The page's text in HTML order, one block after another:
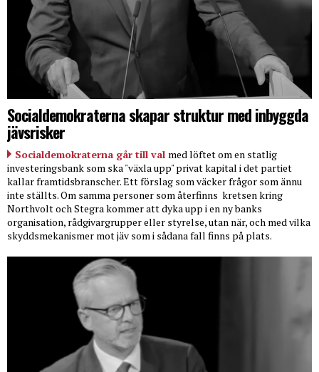
Socialdemokraterna skapar struktur med inbyggda
jävsrisker
Socialdemokraterna går till val med löftet om en statlig
investeringsbank som ska "växla upp" privat kapital i det partiet
kallar framtidsbranscher. Ett förslag som väcker frågor som ännu
inte ställts. Om samma personer som återfinns kretsen kring
Northvolt och Stegra kommer att dyka upp i en ny banks
organisation, rådgivargrupper eller styrelse, utan när, och med vilka
skyddsmekanismer mot jäv som i sådana fall finns på plats.